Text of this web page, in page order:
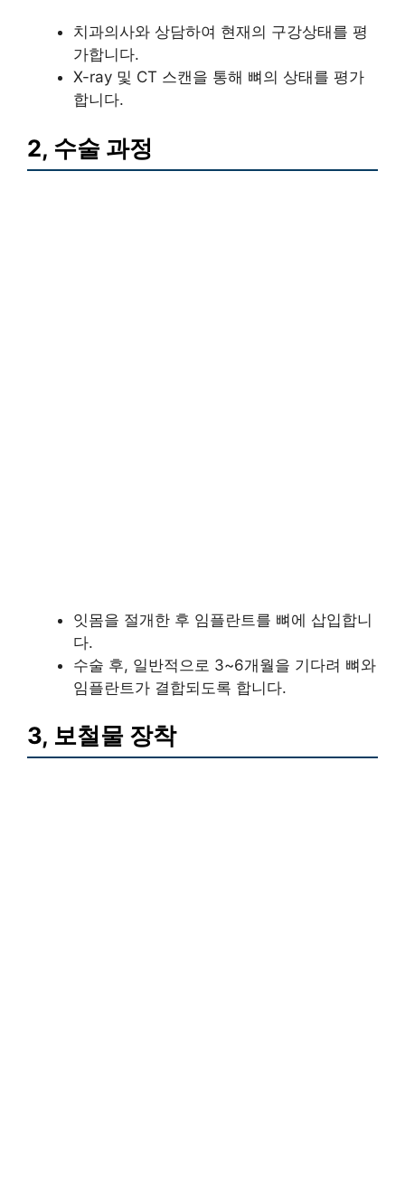
치과의사와 상담하여 현재의 구강상태를 평
가합니다.
X-ray 및 CT 스캔을 통해 뼈의 상태를 평가
합니다.
2, 수술 과정
잇몸을 절개한 후 임플란트를 뼈에 삽입합니
다.
수술 후, 일반적으로 3~6개월을 기다려 뼈와
임플란트가 결합되도록 합니다.
3, 보철물 장착